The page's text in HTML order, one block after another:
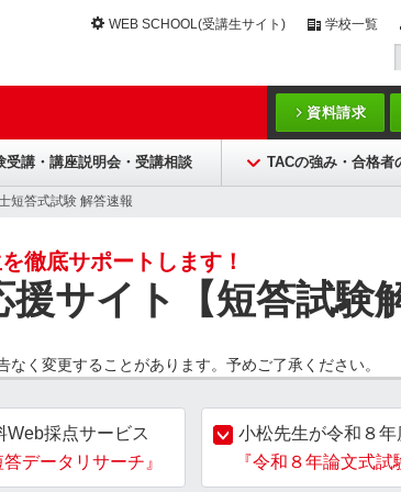
WEB SCHOOL(受講生サイト) 学校一覧
資料請求
受講・講座説明会・受講相談 TACの強み・合格者
短答式試験 解答速報
徹底サポートします！
サイト【短答試験
く変更することがあります。予めご了承ください。
Web採点サービス
データリサーチ』
小松先生が令和８年
『令和８年論文式試